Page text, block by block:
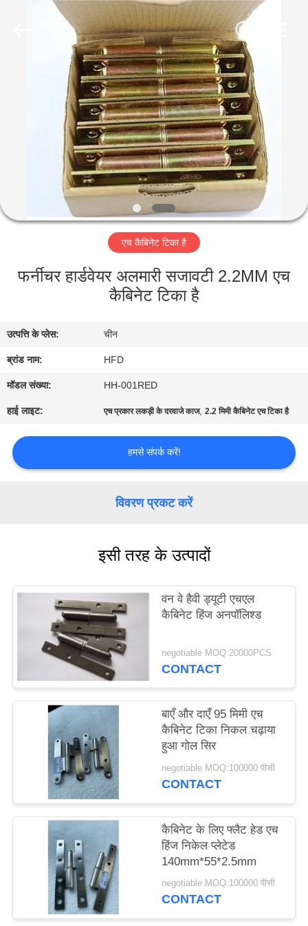
हमारे
बारे
गुणवत्ता
नियंत्रण
संपर्क
करें
PRIVACY
POLICY
एच कैबिनेट टिका है
फर्नीचर हार्डवेयर अलमारी सजावटी 2.2MM एच
कैबिनेट टिका है
उत्पत्ति के प्लेस: चीन
ब्रांड नाम: HFD
मॉडल संख्या: HH-001RED
हाई लाइट: एच प्रकार लकड़ी के दरवाजे काज,2.2 मिमी कैबिनेट एच टिका है
हमसे संपर्क करें!
विवरण प्रकट करें
इसी तरह के उत्पादों
वन वे हैवी ड्यूटी एचएल
कैबिनेट हिंज अनपॉलिश्ड
negotiable MOQ:20000PCS
CONTACT
बाएँ और दाएँ 95 मिमी एच
कैबिनेट टिका निकल चढ़ाया
हुआ गोल सिर
negotiable MOQ:100000 पीसी
CONTACT
कैबिनेट के लिए फ्लैट हेड एच
हिंज निकेल प्लेटेड
140mm*55*2.5mm
negotiable MOQ:100000 पीसी
CONTACT